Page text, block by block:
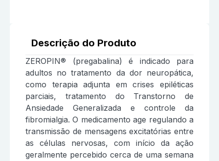
Descrição do Produto
ZEROPIN® (pregabalina) é indicado para
adultos no tratamento da dor neuropática,
como terapia adjunta em crises epiléticas
parciais, tratamento do Transtorno de
Ansiedade Generalizada e controle da
fibromialgia. O medicamento age regulando a
transmissão de mensagens excitatórias entre
as células nervosas, com início da ação
geralmente percebido cerca de uma semana